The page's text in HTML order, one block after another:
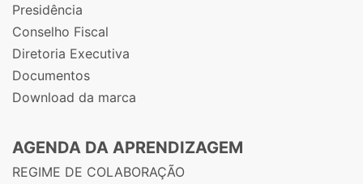
Presidência
Conselho Fiscal
Diretoria Executiva
Documentos
Download da marca
AGENDA DA APRENDIZAGEM
REGIME DE COLABORAÇÃO